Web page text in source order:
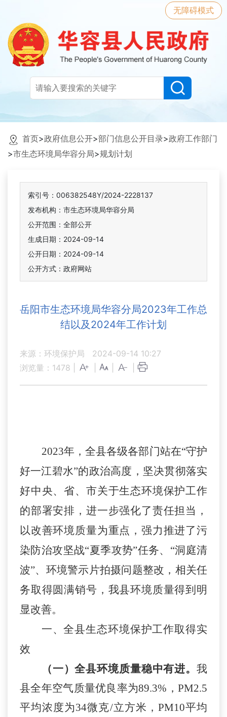
无障碍模式
首页>政府信息公开>部门信息公开目录>政府工作部门
>市生态环境局华容分局>规划计划
索引号：006382548Y/2024-2228137
发布机构：市生态环境局华容分局
公开范围：全部公开
生成日期：2024-09-14
公开日期：2024-09-14
公开方式：政府网站
岳阳市生态环境局华容分局2023年工作总
结以及2024年工作计划
来源：环境保护局
2024-09-14 10:27
浏览量： 1478
2023年，全县各级各部门站在“守护
好一江碧水”的政治高度，坚决贯彻落实
好中央、省、市关于生态环境保护工作
的部署安排，进一步强化了责任担当，
以改善环境质量为重点，强力推进了污
染防治攻坚战“夏季攻势”任务、“洞庭清
波”、 环境警示片拍摄问题整改 ，相关任
务取得圆满销号，我县环境质量得到明
显改善。
一、全县生态环境保护工作取得实
效
（一）全县环境质量稳中有进。我
县全年空气质量优良率为89.3%，PM2.5
平均浓度为34微克/立方米 ， PM10平均